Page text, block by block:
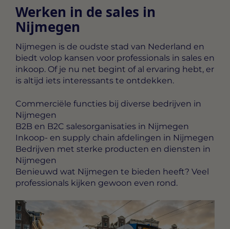
Werken in de sales in
Nijmegen
Nijmegen is de oudste stad van Nederland en
biedt volop kansen voor professionals in sales en
inkoop. Of je nu net begint of al ervaring hebt, er
is altijd iets interessants te ontdekken.
Commerciële functies bij diverse bedrijven in
Nijmegen
B2B en B2C salesorganisaties in Nijmegen
Inkoop- en supply chain afdelingen in Nijmegen
Bedrijven met sterke producten en diensten in
Nijmegen
Benieuwd wat Nijmegen te bieden heeft? Veel
professionals kijken gewoon even rond.